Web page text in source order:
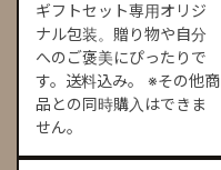
ギフトセット専用オリジ
ナル包装。贈り物や自分
へのご褒美にぴったりで
す。送料込み。 ※その他商
品との同時購入はできま
せん。